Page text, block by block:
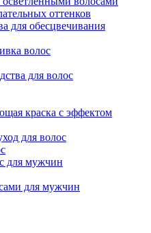
оттенков
для обесцвечивания
волос
для волос
краска с эффектом
для волос
для мужчин
для мужчин